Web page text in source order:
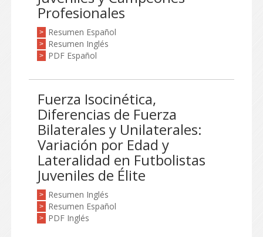
Profesionales
> Resumen Español
> Resumen Inglés
> PDF Español
Fuerza Isocinética,
Diferencias de Fuerza
Bilaterales y Unilaterales:
Variación por Edad y
Lateralidad en Futbolistas
Juveniles de Élite
> Resumen Inglés
> Resumen Español
> PDF Inglés